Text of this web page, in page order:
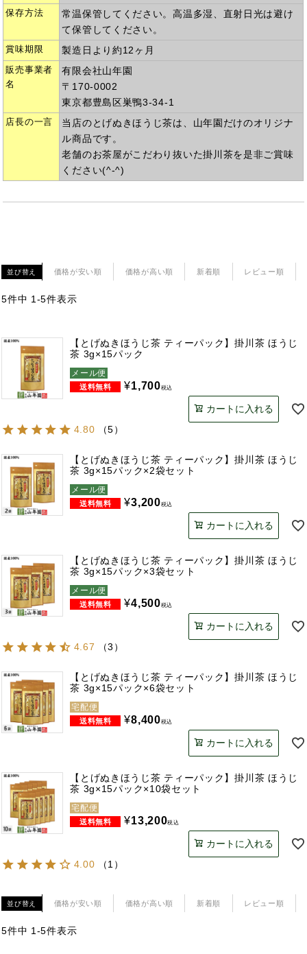
保存方法
常温保管してください。高温多湿、直射日光は避け
て保管してください。
賞味期限 製造日より約12ヶ月
販売事業者
名
有限会社山年園
〒170-0002
東京都豊島区巣鴨3-34-1
店長の一言
当店のとげぬきほうじ茶は、山年園だけのオリジナ
ル商品です。
老舗のお茶屋がこだわり抜いた掛川茶を是非ご賞味
ください(^-^)
並び替え 価格が安い順 価格が高い順 新着順 レビュー順
5件中 1-5件表示
【とげぬきほうじ茶 ティーパック】掛川茶 ほうじ
茶 3g×15パック
メール便
¥1,700税込
カートに入れる
4.80
（5）
【とげぬきほうじ茶 ティーパック】掛川茶 ほうじ
茶 3g×15パック×2袋セット
メール便
¥3,200税込
カートに入れる
【とげぬきほうじ茶 ティーパック】掛川茶 ほうじ
茶 3g×15パック×3袋セット
メール便
¥4,500税込
カートに入れる
4.67
（3 ）
【とげぬきほうじ茶 ティーパック】掛川茶 ほうじ
茶 3g×15パック×6袋セット
宅配便
¥8,400税込
カートに入れる
【とげぬきほうじ茶 ティーパック】掛川茶 ほうじ
茶 3g×15パック×10袋セット
宅配便
¥13,200税込
カートに入れる
4.00
（1）
並び替え 価格が安い順 価格が高い順 新着順 レビュー順
5件中 1-5件表示